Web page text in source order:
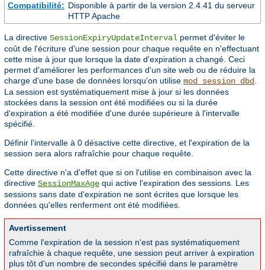
Compatibilité: Disponible à partir de la version 2.4.41 du serveur
HTTP Apache
La directive SessionExpiryUpdateInterval permet d'éviter le
coût de l'écriture d'une session pour chaque requête en n'effectuant
cette mise à jour que lorsque la date d'expiration a changé. Ceci
permet d'améliorer les performances d'un site web ou de réduire la
charge d'une base de données lorsqu'on utilise mod_session_dbd.
La session est systématiquement mise à jour si les données
stockées dans la session ont été modifiées ou si la durée
d'expiration a été modifiée d'une durée supérieure à l'intervalle
spécifié.
Définir l'intervalle à 0 désactive cette directive, et l'expiration de la
session sera alors rafraîchie pour chaque requête.
Cette directive n'a d'effet que si on l'utilise en combinaison avec la
directive SessionMaxAge qui active l'expiration des sessions. Les
sessions sans date d'expiration ne sont écrites que lorsque les
données qu'elles renferment ont été modifiées.
Avertissement
Comme l'expiration de la session n'est pas systématiquement
rafraîchie à chaque requête, une session peut arriver à expiration
plus tôt d'un nombre de secondes spécifié dans le paramètre